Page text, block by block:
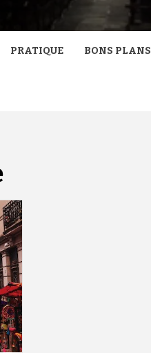
PRATIQUE BONS PLANS